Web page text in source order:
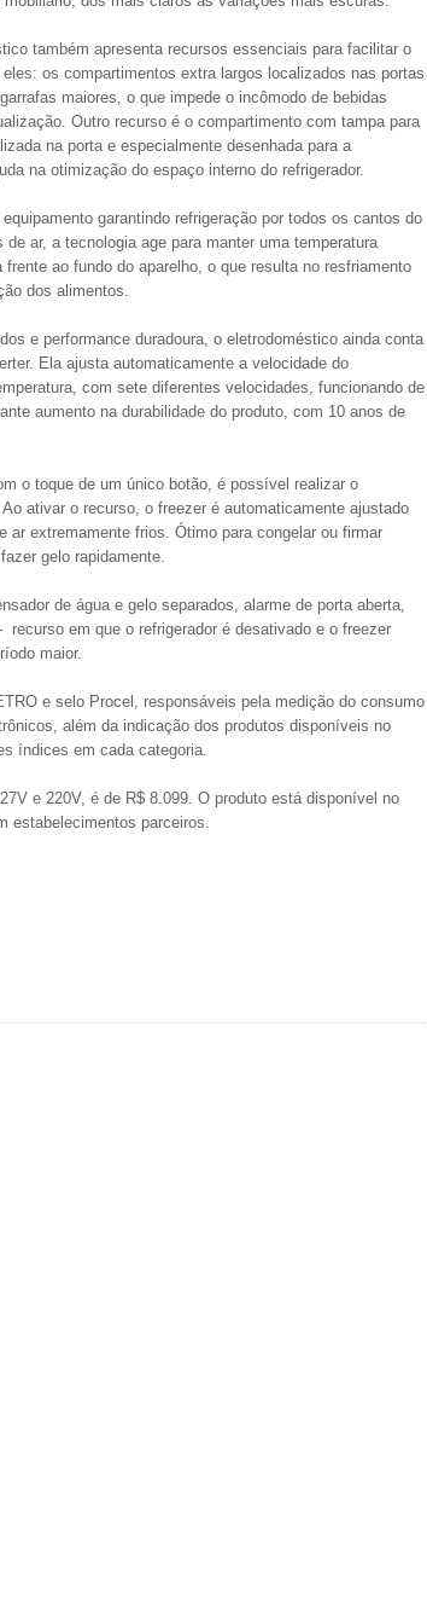
também apresenta recursos essenciais para facilitar o
os compartimentos extra largos localizados nas portas
maiores, o que impede o incômodo de bebidas
Outro recurso é o compartimento com tampa para
na porta e especialmente desenhada para a
na otimização do espaço interno do refrigerador.
garantindo refrigeração por todos os cantos do
ar, a tecnologia age para manter uma temperatura
ao fundo do aparelho, o que resulta no resfriamento
dos alimentos.
e performance duradoura, o eletrodoméstico ainda conta
Ela ajusta automaticamente a velocidade do
com sete diferentes velocidades, funcionando de
aumento na durabilidade do produto, com 10 anos de
o toque de um único botão, é possível realizar o
ativar o recurso, o freezer é automaticamente ajustado
ar extremamente frios. Ótimo para congelar ou firmar
gelo rapidamente.
de água e gelo separados, alarme de porta aberta,
recurso em que o refrigerador é desativado e o freezer
maior.
e selo Procel, responsáveis pela medição do consumo
além da indicação dos produtos disponíveis no
índices em cada categoria.
e 220V, é de R$ 8.099. O produto está disponível no
estabelecimentos parceiros.